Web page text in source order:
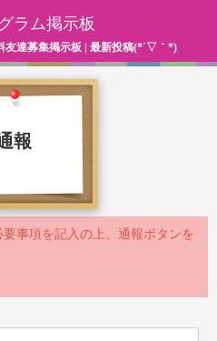
ラム掲示板
友達募集掲示板 | 最新投稿(*´▽｀*)
報
事項を記入の上、通報ボタンを